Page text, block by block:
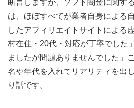
断言しますが、ソフト闇金に関す
は、ほぼすべてが業者自身による
したアフィリエイトサイトによる
村在住・20代・対応が丁寧でした
ましたが問題ありませんでした」
名や年代を入れてリアリティを出
り話です。